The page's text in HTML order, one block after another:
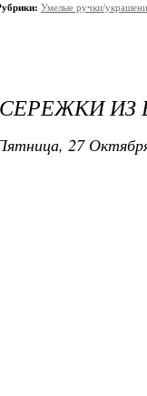
Умелые ручки/
СЕРЕЖКИ ИЗ
27